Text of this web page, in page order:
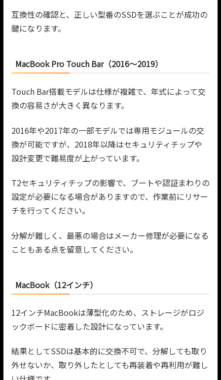
互換性の確認と、正しい型番のSSDを選ぶことが成功の
鍵になります。
MacBook Pro Touch Bar（2016〜2019）
Touch Bar搭載モデルは仕様が複雑で、年式によって交
換の容易さが大きく異なります。
2016年や2017年の一部モデルでは専用モジュールの交
換が可能ですが、2018年以降はセキュリティチップや
設計変更で難易度が上がっています。
T2セキュリティチップの影響で、ブートや認証まわりの
設定が必要になる場合がありますので、作業前にリサー
チを行ってください。
分解が難しく、最悪の場合はメーカー修理が必要になる
こともある点を留意してください。
MacBook（12インチ）
12インチMacBookは薄型化のため、ストレージがロジ
ックボードに密着した設計になっています。
結果としてSSDは基本的に交換不可で、分解しても取り
外せないか、取り外したとしても再装着や再利用が難し